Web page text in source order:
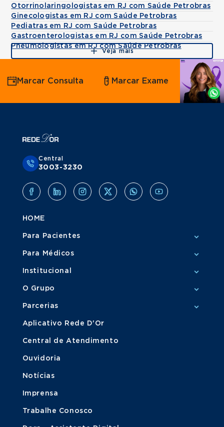
Otorrinolaringologistas em RJ com Saúde Petrobras
Ginecologistas em RJ com Saúde Petrobras
Pediatras em RJ com Saúde Petrobras
Gastroenterologistas em RJ com Saúde Petrobras
Pneumologistas em RJ com Saúde Petrobras
Veja mais
Agende
por
Whatsapp
Marcar Consulta Marcar Exame
Central
3003-3230
HOME
Para Pacientes
Para Médicos
Institucional
O Grupo
Parcerias
Aplicativo Rede D'Or
Central de Atendimento
Ouvidoria
Notícias
Imprensa
Trabalhe Conosco